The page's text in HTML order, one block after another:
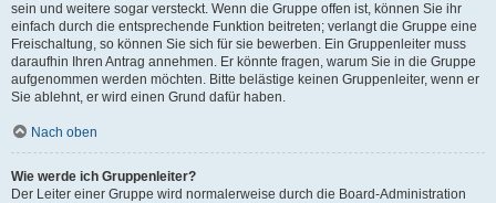
sein und weitere sogar versteckt. Wenn die Gruppe offen ist, können Sie ihr
einfach durch die entsprechende Funktion beitreten; verlangt die Gruppe eine
Freischaltung, so können Sie sich für sie bewerben. Ein Gruppenleiter muss
daraufhin Ihren Antrag annehmen. Er könnte fragen, warum Sie in die Gruppe
aufgenommen werden möchten. Bitte belästige keinen Gruppenleiter, wenn er
Sie ablehnt, er wird einen Grund dafür haben.
Nach oben
Wie werde ich Gruppenleiter?
Der Leiter einer Gruppe wird normalerweise durch die Board-Administration